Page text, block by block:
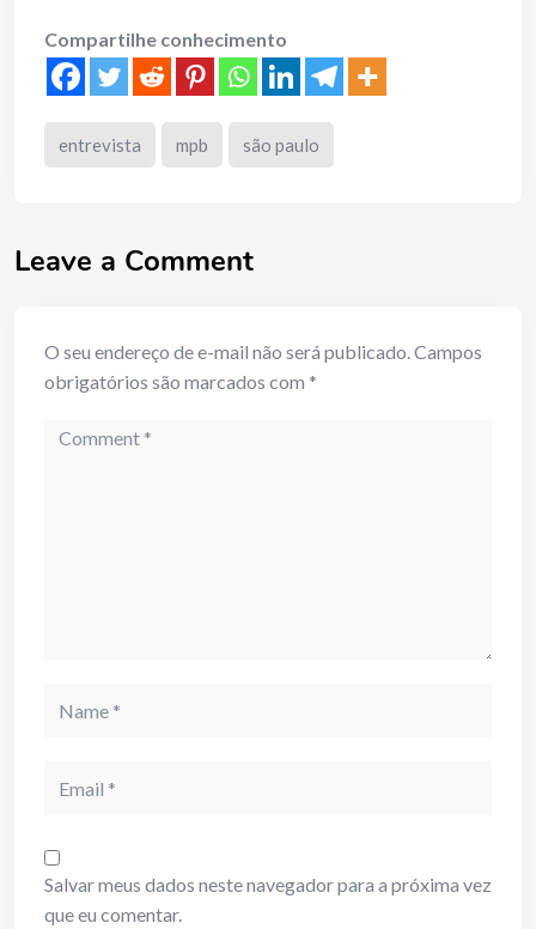
Compartilhe conhecimento
entrevista mpb são paulo
Leave a Comment
O seu endereço de e-mail não será publicado.Campos
obrigatórios são marcados com *
Comment
Salvar meus dados neste navegador para a próxima vez
que eu comentar.